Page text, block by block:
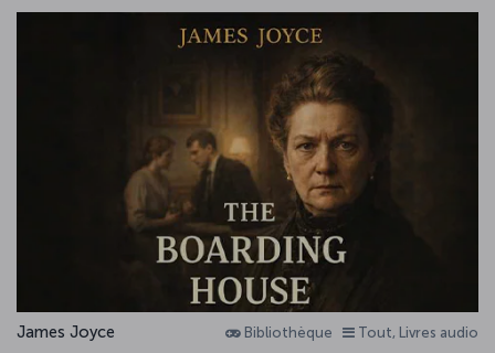
Bibliothèque Tout, Livres audio
James Joyce